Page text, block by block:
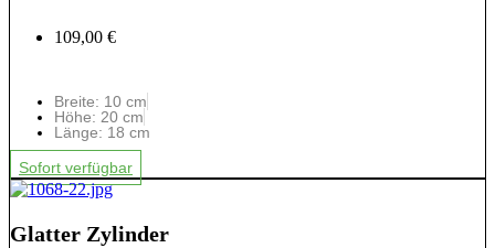
109,00 €
Breite: 10 cm
Höhe: 20 cm
Länge: 18 cm
Sofort verfügbar
Glatter Zylinder